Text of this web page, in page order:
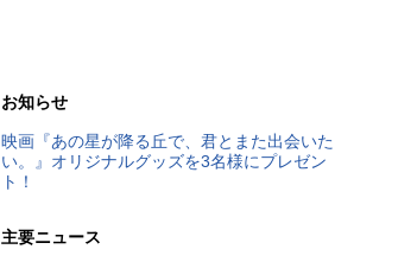
お知らせ
映画『あの星が降る丘で、君とまた出会いた
い。』オリジナルグッズを3名様にプレゼン
ト！
主要ニュース